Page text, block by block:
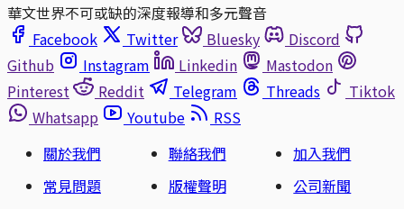
華文世界不可或缺的深度報導和多元聲音
Facebook
Twitter Bluesky
Discord
Github
Instagram Linkedin
Mastodon
Pinterest
Reddit Telegram Threads
Tiktok
Whatsapp
Youtube
RSS
關於我們
聯絡我們
加入我們
常見問題
版權聲明
公司新聞